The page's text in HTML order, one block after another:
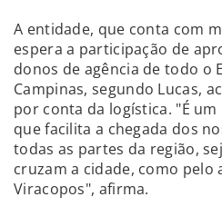
A entidade, que conta com
espera a participação de
donos de agência de todo o
Campinas, segundo Lucas,
por conta da logística. "É
que facilita a chegada dos
todas as partes da região,
cruzam a cidade, como pelo
Viracopos", afirma.